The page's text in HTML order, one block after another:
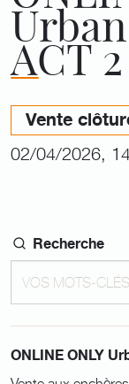
ACT 2
Vente
02/04/2026,
Recherche
ONLINE ONLY